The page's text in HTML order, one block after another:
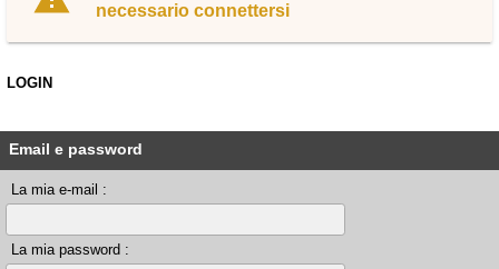
necessario connettersi
LOGIN
Email e password
La mia e-mail :
La mia password :